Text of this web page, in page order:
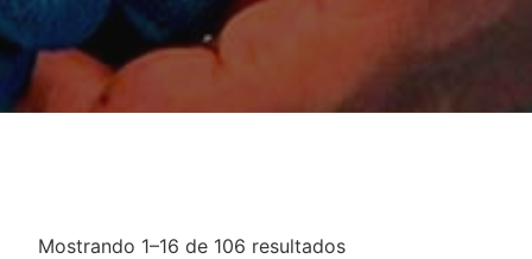
Mostrando 1–16 de 106 resultados